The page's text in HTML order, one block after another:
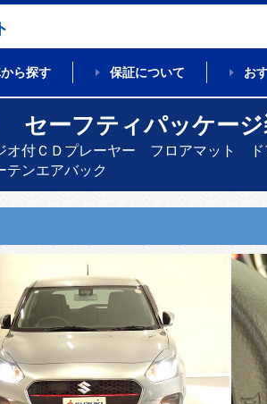
ら探す 保証について お
ーフティパッケージ
付ＣＤプレーヤー フロアマット
ンエアバック